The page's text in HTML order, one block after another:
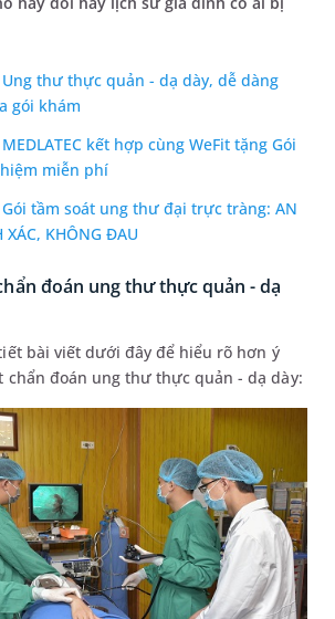
Ung thư thực quản - dạ dày, dễ dàng
gói khám
MEDLATEC kết hợp cùng WeFit tặng Gói
miễn phí
Gói tầm soát ung thư đại trực tràng: AN
XÁC, KHÔNG ĐAU
đoán ung thư thực quản - dạ
bài viết dưới đây để hiểu rõ hơn ý
chẩn đoán ung thư thực quản - dạ dày: